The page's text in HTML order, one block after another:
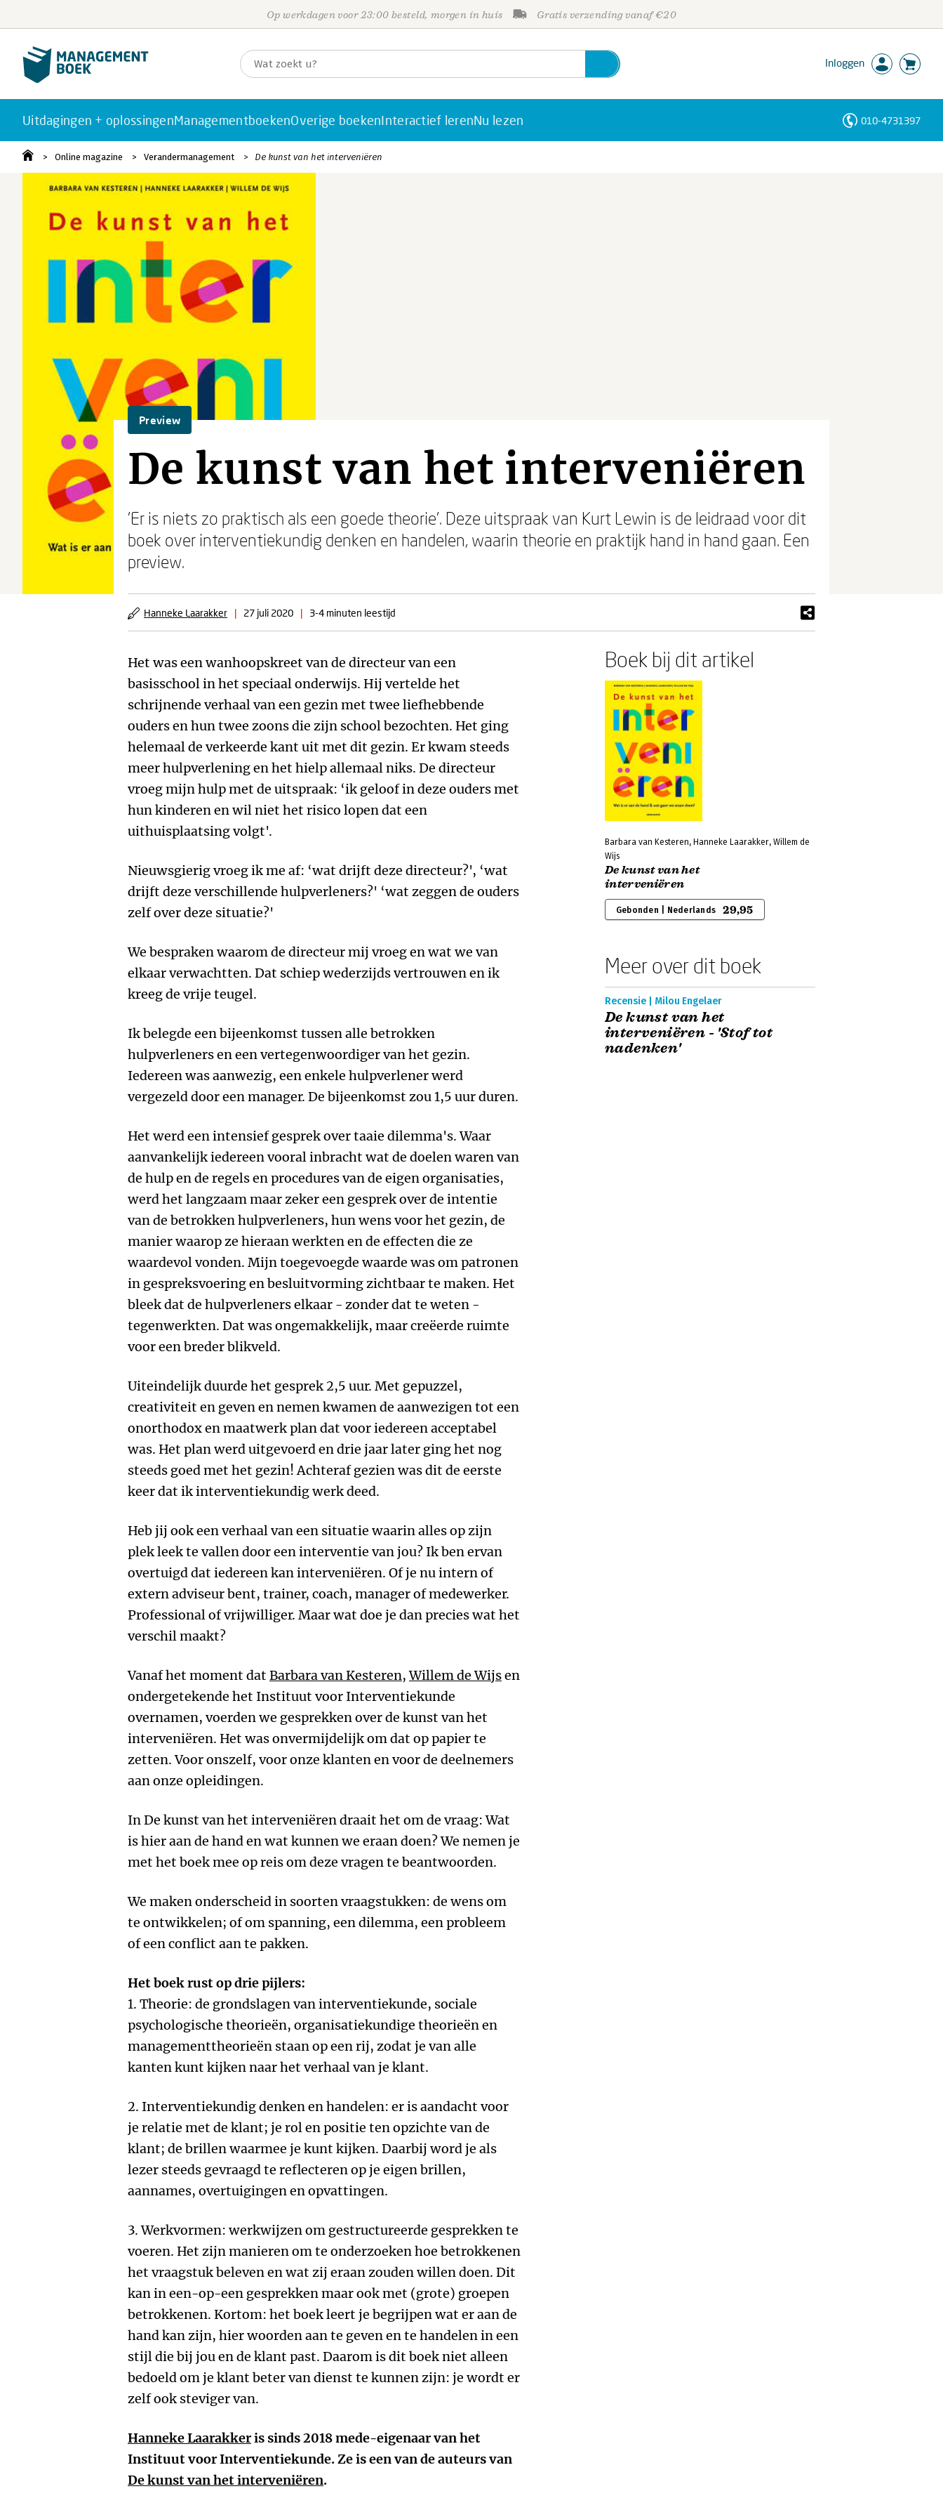
Op werkdagen voor 23:00 besteld, morgen in huis Gratis verzending vanaf €20
Inloggen
Uitdagingen + oplossingenManagementboekenOverige boekenInteractief lerenNu lezen 010-4731397
Online magazine Verandermanagement De kunst van het interveniëren
Preview
De kunst van het interveniëren
'Er is niets zo praktisch als een goede theorie'. Deze uitspraak van Kurt Lewin is de leidraad voor dit
boek over interventiekundig denken en handelen, waarin theorie en praktijk hand in hand gaan. Een
preview.
Hanneke Laarakker | 27 juli 2020 | 3-4 minuten leestijd
Het was een wanhoopskreet van de directeur van een
basisschool in het speciaal onderwijs. Hij vertelde het
schrijnende verhaal van een gezin met twee liefhebbende
ouders en hun twee zoons die zijn school bezochten. Het ging
helemaal de verkeerde kant uit met dit gezin. Er kwam steeds
meer hulpverlening en het hielp allemaal niks. De directeur
vroeg mijn hulp met de uitspraak: ‘ik geloof in deze ouders met
hun kinderen en wil niet het risico lopen dat een
uithuisplaatsing volgt'.
Nieuwsgierig vroeg ik me af: ‘wat drijft deze directeur?', ‘wat
drijft deze verschillende hulpverleners?' ‘wat zeggen de ouders
zelf over deze situatie?'
We bespraken waarom de directeur mij vroeg en wat we van
elkaar verwachtten. Dat schiep wederzijds vertrouwen en ik
kreeg de vrije teugel.
Ik belegde een bijeenkomst tussen alle betrokken
hulpverleners en een vertegenwoordiger van het gezin.
Iedereen was aanwezig, een enkele hulpverlener werd
vergezeld door een manager. De bijeenkomst zou 1,5 uur duren.
Het werd een intensief gesprek over taaie dilemma's. Waar
aanvankelijk iedereen vooral inbracht wat de doelen waren van
de hulp en de regels en procedures van de eigen organisaties,
werd het langzaam maar zeker een gesprek over de intentie
van de betrokken hulpverleners, hun wens voor het gezin, de
manier waarop ze hieraan werkten en de effecten die ze
waardevol vonden. Mijn toegevoegde waarde was om patronen
in gespreksvoering en besluitvorming zichtbaar te maken. Het
bleek dat de hulpverleners elkaar - zonder dat te weten -
tegenwerkten. Dat was ongemakkelijk, maar creëerde ruimte
voor een breder blikveld.
Uiteindelijk duurde het gesprek 2,5 uur. Met gepuzzel,
creativiteit en geven en nemen kwamen de aanwezigen tot een
onorthodox en maatwerk plan dat voor iedereen acceptabel
was. Het plan werd uitgevoerd en drie jaar later ging het nog
steeds goed met het gezin! Achteraf gezien was dit de eerste
keer dat ik interventiekundig werk deed.
Heb jij ook een verhaal van een situatie waarin alles op zijn
plek leek te vallen door een interventie van jou? Ik ben ervan
overtuigd dat iedereen kan interveniëren. Of je nu intern of
extern adviseur bent, trainer, coach, manager of medewerker.
Professional of vrijwilliger. Maar wat doe je dan precies wat het
verschil maakt?
Vanaf het moment dat Barbara van Kesteren,Willem de Wijsen
ondergetekende het Instituut voor Interventiekunde
overnamen, voerden we gesprekken over de kunst van het
interveniëren. Het was onvermijdelijk om dat op papier te
zetten. Voor onszelf, voor onze klanten en voor de deelnemers
aan onze opleidingen.
In De kunst van het interveniëren draait het om de vraag: Wat
is hier aan de hand en wat kunnen we eraan doen? We nemen je
met het boek mee op reis om deze vragen te beantwoorden.
We maken onderscheid in soorten vraagstukken: de wens om
te ontwikkelen; of om spanning, een dilemma, een probleem
of een conflict aan te pakken.
Het boek rust op drie pijlers:
1. Theorie: de grondslagen van interventiekunde, sociale
psychologische theorieën, organisatiekundige theorieën en
managementtheorieën staan op een rij, zodat je van alle
kanten kunt kijken naar het verhaal van je klant.
2. Interventiekundig denken en handelen: er is aandacht voor
je relatie met de klant; je rol en positie ten opzichte van de
klant; de brillen waarmee je kunt kijken. Daarbij word je als
lezer steeds gevraagd te reflecteren op je eigen brillen,
aannames, overtuigingen en opvattingen.
3. Werkvormen: werkwijzen om gestructureerde gesprekken te
voeren. Het zijn manieren om te onderzoeken hoe betrokkenen
het vraagstuk beleven en wat zij eraan zouden willen doen. Dit
kan in een-op-een gesprekken maar ook met (grote) groepen
betrokkenen. Kortom: het boek leert je begrijpen wat er aan de
hand kan zijn, hier woorden aan te geven en te handelen in een
stijl die bij jou en de klant past. Daarom is dit boek niet alleen
bedoeld om je klant beter van dienst te kunnen zijn: je wordt er
zelf ook steviger van.
Hanneke Laarakkeris sinds 2018 mede-eigenaar van het
Instituut voor Interventiekunde. Ze is een van de auteurs van
De kunst van het interveniëren.
Boek bij dit artikel
Barbara van Kesteren, Hanneke Laarakker, Willem de
Wijs
De kunst van het
interveniëren
Gebonden | Nederlands 29,95
Meer over dit boek
Recensie | Milou Engelaer
De kunst van het
interveniëren - 'Stof tot
nadenken'
Personen